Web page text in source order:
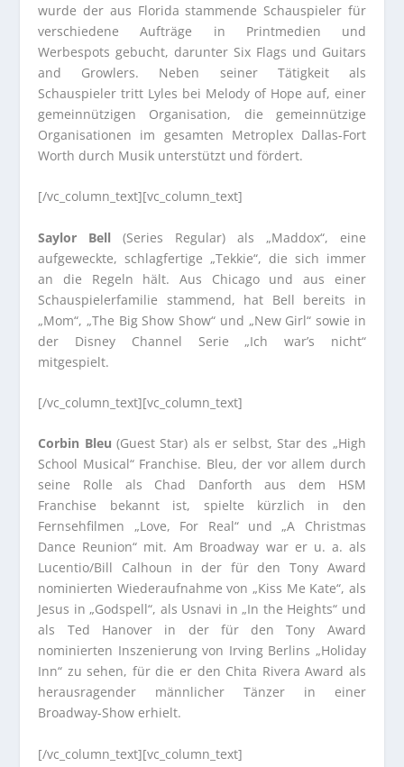
wurde der aus Florida stammende Schauspieler für
verschiedene Aufträge in Printmedien und
Werbespots gebucht, darunter Six Flags und Guitars
and Growlers. Neben seiner Tätigkeit als
Schauspieler tritt Lyles bei Melody of Hope auf, einer
gemeinnützigen Organisation, die gemeinnützige
Organisationen im gesamten Metroplex Dallas-Fort
Worth durch Musik unterstützt und fördert.
[/vc_column_text][vc_column_text]
Saylor Bell (Series Regular) als „Maddox“, eine
aufgeweckte, schlagfertige „Tekkie“, die sich immer
an die Regeln hält. Aus Chicago und aus einer
Schauspielerfamilie stammend, hat Bell bereits in
„Mom“, „The Big Show Show“ und „New Girl“ sowie in
der Disney Channel Serie „Ich war’s nicht“
mitgespielt.
[/vc_column_text][vc_column_text]
Corbin Bleu (Guest Star) als er selbst, Star des „High
School Musical“ Franchise. Bleu, der vor allem durch
seine Rolle als Chad Danforth aus dem HSM
Franchise bekannt ist, spielte kürzlich in den
Fernsehfilmen „Love, For Real“ und „A Christmas
Dance Reunion“ mit. Am Broadway war er u. a. als
Lucentio/Bill Calhoun in der für den Tony Award
nominierten Wiederaufnahme von „Kiss Me Kate“, als
Jesus in „Godspell“, als Usnavi in „In the Heights“ und
als Ted Hanover in der für den Tony Award
nominierten Inszenierung von Irving Berlins „Holiday
Inn“ zu sehen, für die er den Chita Rivera Award als
herausragender männlicher Tänzer in einer
Broadway-Show erhielt.
[/vc_column_text][vc_column_text]